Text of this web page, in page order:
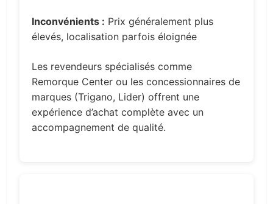
Inconvénients : Prix généralement plus
élevés, localisation parfois éloignée
Les revendeurs spécialisés comme
Remorque Center ou les concessionnaires de
marques (Trigano, Lider) offrent une
expérience d’achat complète avec un
accompagnement de qualité.